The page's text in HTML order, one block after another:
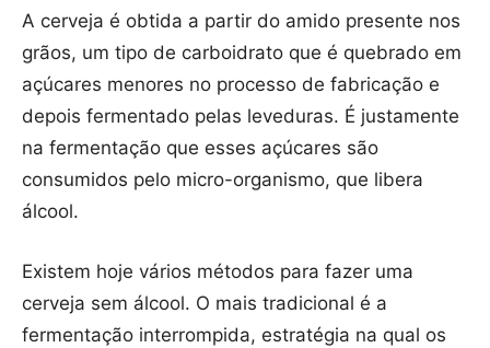
A cerveja é obtida a partir do amido presente nos
grãos, um tipo de carboidrato que é quebrado em
açúcares menores no processo de fabricação e
depois fermentado pelas leveduras. É justamente
na fermentação que esses açúcares são
consumidos pelo micro-organismo, que libera
álcool.
Existem hoje vários métodos para fazer uma
cerveja sem álcool. O mais tradicional é a
fermentação interrompida, estratégia na qual os